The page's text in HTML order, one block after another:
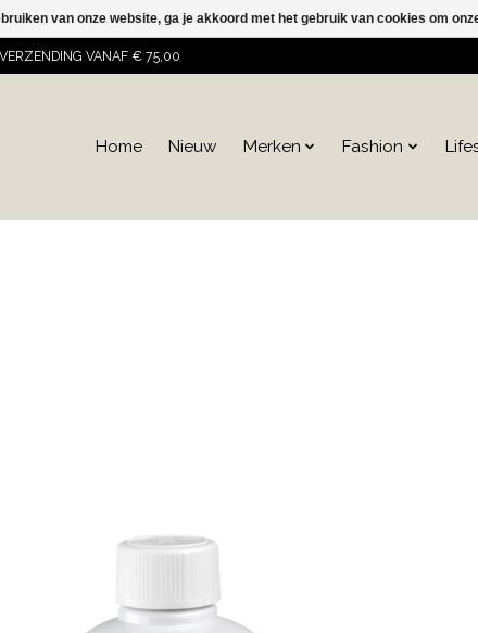
VANAF € 75,00
Home Nieuw Merken Fashion
van onze website, ga je akkoord met het gebruik van cookies om